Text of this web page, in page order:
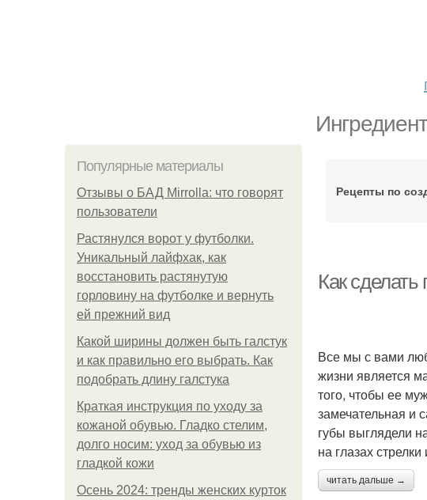
Популярные материалы
Отзывы о БАД Mirrolla: что говорят
пользователи
Растянулся ворот у футболки.
Уникальный лайфхак, как
восстановить растянутую
горловину на футболке и вернуть
ей прежний вид
Какой ширины должен быть галстук
и как правильно его выбрать. Как
подобрать длину галстука
Краткая инструкция по уходу за
кожаной обувью. Гладко стелим,
долго носим: уход за обувью из
гладкой кожи
Осень 2024: тренды женских курток
Рецепты по
Как
Все мы с вами
жизни является
того, чтобы ее
замечательная и
губы выглядели
на глазах
читать дальше →